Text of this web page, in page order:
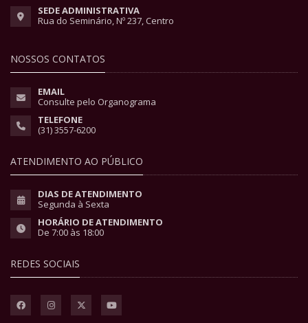
SEDE ADMINISTRATIVA
Rua do Seminário, Nº 237, Centro
NOSSOS CONTATOS
EMAIL
Consulte pelo Organograma
TELEFONE
(31) 3557-6200
ATENDIMENTO AO PÚBLICO
DIAS DE ATENDIMENTO
Segunda à Sexta
HORÁRIO DE ATENDIMENTO
De 7:00 às 18:00
REDES SOCIAIS